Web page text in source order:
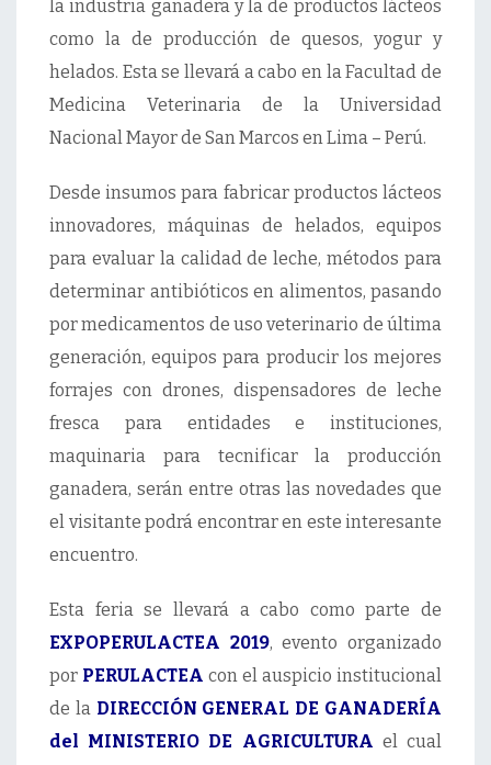
la industria ganadera y la de productos lácteos
como la de producción de quesos, yogur y
helados. Esta se llevará a cabo en la Facultad de
Medicina Veterinaria de la Universidad
Nacional Mayor de San Marcos en Lima – Perú.
Desde insumos para fabricar productos lácteos
innovadores, máquinas de helados, equipos
para evaluar la calidad de leche, métodos para
determinar antibióticos en alimentos, pasando
por medicamentos de uso veterinario de última
generación, equipos para producir los mejores
forrajes con drones, dispensadores de leche
fresca para entidades e instituciones,
maquinaria para tecnificar la producción
ganadera, serán entre otras las novedades que
el visitante podrá encontrar en este interesante
encuentro.
Esta feria se llevará a cabo como parte de
EXPOPERULACTEA 2019, evento organizado
por PERULACTEA con el auspicio institucional
de la DIRECCIÓN GENERAL DE GANADERÍA
del MINISTERIO DE AGRICULTURA el cual